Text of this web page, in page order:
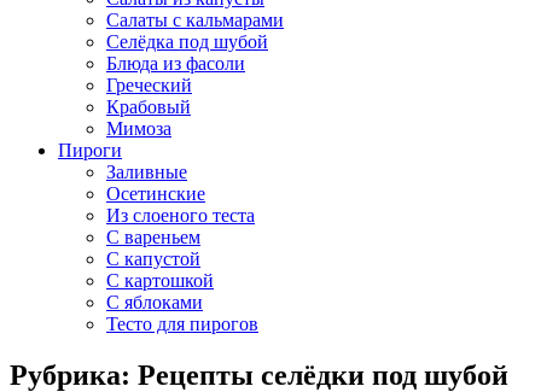
Салаты с кальмарами
Селёдка под шубой
Блюда из фасоли
Греческий
Крабовый
Мимоза
Пироги
Заливные
Осетинские
Из слоеного теста
С вареньем
С капустой
С картошкой
С яблоками
Тесто для пирогов
Рубрика: Рецепты селёдки под шубой